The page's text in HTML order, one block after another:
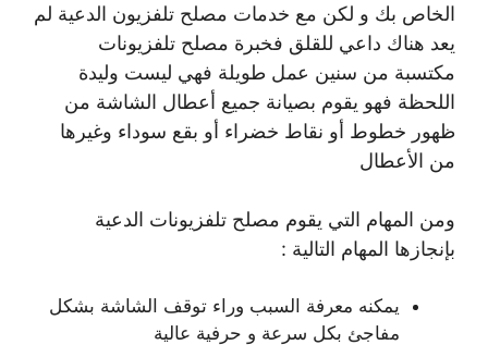
الخاص بك و لكن مع خدمات مصلح تلفزيون الدعية لم
يعد هناك داعي للقلق فخبرة مصلح تلفزيونات
مكتسبة من سنين عمل طويلة فهي ليست وليدة
اللحظة فهو يقوم بصيانة جميع أعطال الشاشة من
ظهور خطوط أو نقاط خضراء أو بقع سوداء وغيرها
من الأعطال
ومن المهام التي يقوم مصلح تلفزيونات الدعية
بإنجازها المهام التالية :
يمكنه معرفة السبب وراء توقف الشاشة بشكل
مفاجئ بكل سرعة و حرفية عالية